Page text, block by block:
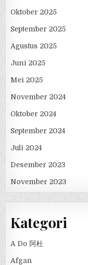
Oktober 2025
September 2025
Agustus 2025
Juni 2025
Mei 2025
November 2024
Oktober 2024
September 2024
Juli 2024
Desember 2023
November 2023
Kategori
A Do 阿杜
Afgan